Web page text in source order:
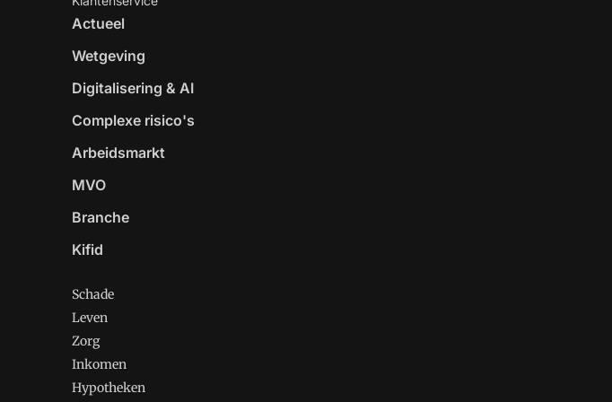
Actueel
Wetgeving
Digitalisering & AI
Complexe risico's
Arbeidsmarkt
MVO
Branche
Kifid
Schade
Leven
Zorg
Inkomen
Hypotheken